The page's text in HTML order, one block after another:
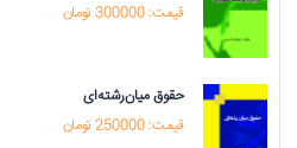
قیمت: 300000 تومان
حقوق میان‌رشته‌ای
قیمت: 250000 تومان